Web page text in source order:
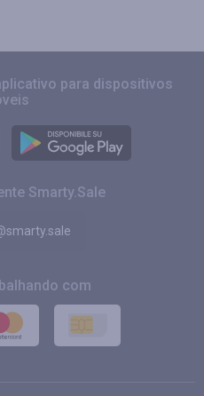
para dispositivos
Smarty.Sale
com